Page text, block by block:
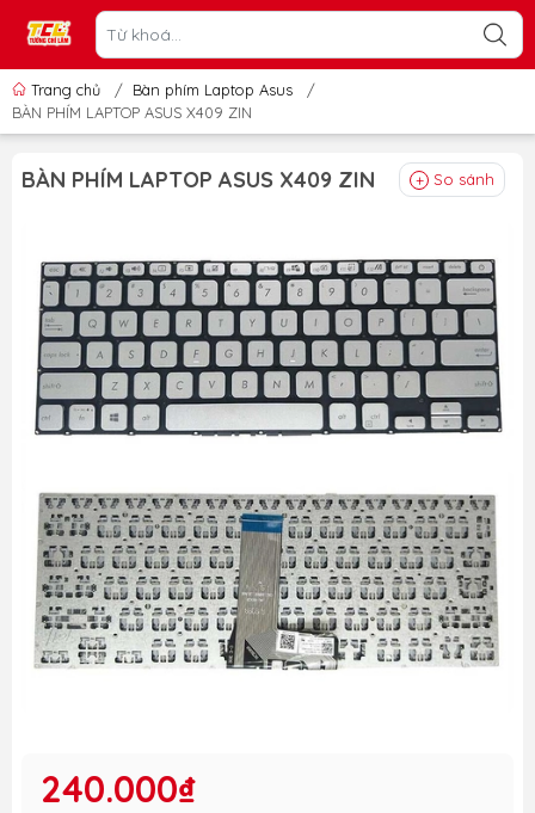
Trang chủ / Bàn phím Laptop Asus
/
BÀN PHÍM LAPTOP ASUS X409 ZIN
BÀN PHÍM LAPTOP ASUS X409 ZIN So sánh
240.000₫